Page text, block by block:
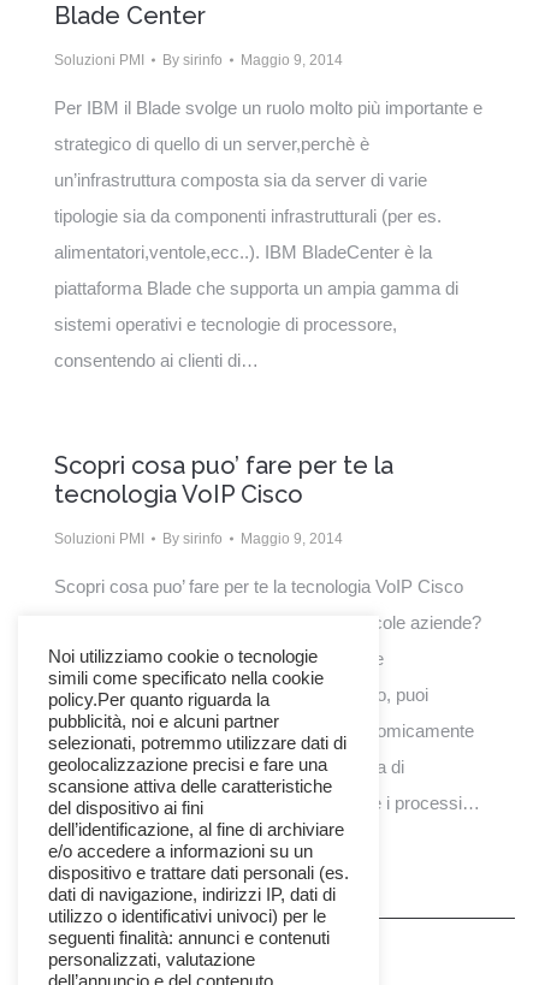
Blade Center
Soluzioni PMI By sirinfo Maggio 9, 2014
Per IBM il Blade svolge un ruolo molto più importante e
strategico di quello di un server,perchè è
un’infrastruttura composta sia da server di varie
tipologie sia da componenti infrastrutturali (per es.
alimentatori,ventole,ecc..). IBM BladeCenter è la
piattaforma Blade che supporta un ampia gamma di
sistemi operativi e tecnologie di processore,
consentendo ai clienti di…
Scopri cosa puo’ fare per te la
tecnologia VoIP Cisco
Soluzioni PMI By sirinfo Maggio 9, 2014
Scopri cosa puo’ fare per te la tecnologia VoIP Cisco
Perché utilizzare i sistemi VoIP per le piccole aziende?
Perché Integrando su un’unica rete tutte le
comunicazioni, dalla voce ai dati e al video, puoi
usufruire di una soluzione aziendale economicamente
vantaggiosa, semplice da utilizzare e ricca di
funzionalità che contribuisce a ottimizzare i processi…
Noi utilizziamo cookie o tecnologie
simili come specificato nella cookie
policy.Per quanto riguarda la
pubblicità, noi e alcuni partner
selezionati, potremmo utilizzare dati di
geolocalizzazione precisi e fare una
scansione attiva delle caratteristiche
del dispositivo ai fini
dell’identificazione, al fine di archiviare
e/o accedere a informazioni su un
dispositivo e trattare dati personali (es.
dati di navigazione, indirizzi IP, dati di
utilizzo o identificativi univoci) per le
seguenti finalità: annunci e contenuti
personalizzati, valutazione